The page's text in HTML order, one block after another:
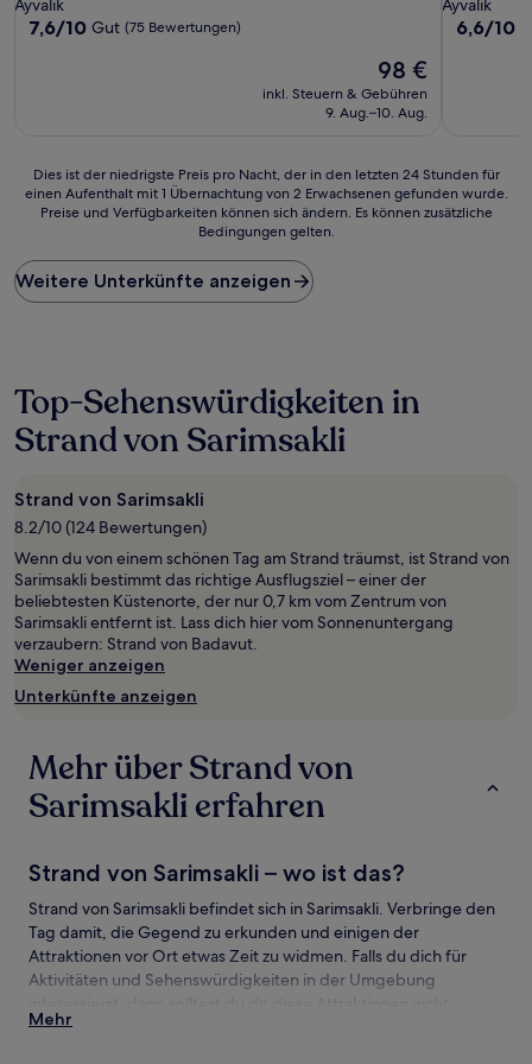
7.6
7,6/10 Gut (75 Bewertungen)
Der
Preis
beträgt
98 €
inkl. Steuern & Gebühren
9. Aug.–10. Aug.
6.6
6,6/10
Dies
ist
Preis
pro
Nacht,
letzten
24 Stunden
für
einen
mit
1 Übernachtung
von
2 Erwachsenen
gefunden
wurde.
Preise
und
Verfügbarkeiten
können
sich
können
zusätzliche
Bedingungen
Dies ist der niedrigste Preis pro Nacht, der in den letzten 24 Stunden für
einen Aufenthalt mit 1 Übernachtung von 2 Erwachsenen gefunden wurde.
Preise und Verfügbarkeiten können sich ändern. Es können zusätzliche
Bedingungen gelten.
Weitere Unterkünfte anzeigen
Top-Sehenswürdigkeiten in
Strand von Sarimsakli
Strand von Sarimsakli
8.2/10 (124 Bewertungen)
Wenn du von einem schönen Tag am Strand träumst, ist Strand von
Sarimsakli bestimmt das richtige Ausflugsziel – einer der
beliebtesten Küstenorte, der nur 0,7 km vom Zentrum von
Sarimsakli entfernt ist. Lass dich hier vom Sonnenuntergang
verzaubern: Strand von Badavut.
Weniger anzeigen
Unterkünfte anzeigen
Mehr über Strand von
Sarimsakli erfahren
Strand von Sarimsakli – wo ist das?
Strand von Sarimsakli befindet sich in Sarimsakli. Verbringe den
Tag damit, die Gegend zu erkunden und einigen der
Attraktionen vor Ort etwas Zeit zu widmen. Falls du dich für
Aktivitäten und Sehenswürdigkeiten in der Umgebung
entgehen lassen: Strand von Badavut und Devil's Table.
Mehr